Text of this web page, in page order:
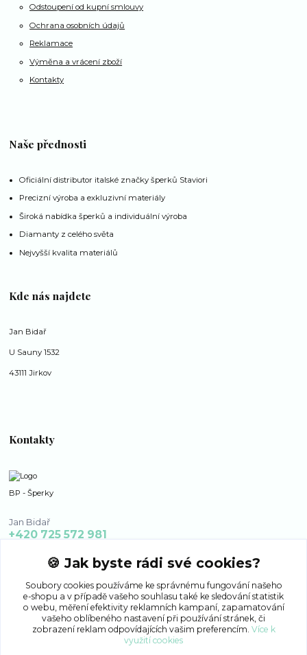
Odstoupení od kupní smlouvy
Ochrana osobních údajů
Reklamace
Výměna a vrácení zboží
Kontakty
Naše přednosti
Oficiální distributor italské značky šperků Staviori
Precizní výroba a exkluzivní materiály
Široká nabídka šperků a individuální výroba
Diamanty z celého světa
Nejvyšší kvalita materiálů
Kde nás najdete
Jan Bidař
U Sauny 1532
43111 Jirkov
Kontakty
BP - Šperky
Jan Bidař
+420 725 572 981
bp-sperky@seznam.cz
🍪 Jak byste rádi své cookies?
Soubory cookies používáme ke správnému fungování našeho
e-shopu a v případě vašeho souhlasu také ke sledování statistik
o webu, měření efektivity reklamních kampaní, zapamatování
vašeho oblíbeného nastavení při používání stránek, či
zobrazení reklam odpovídajících vašim preferencím. Více k
využití cookies